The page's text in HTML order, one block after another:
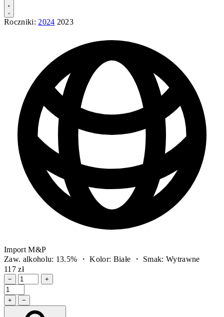
Roczniki: 2024 2023
Import M&P
Zaw. alkoholu: 13.5% ・ Kolor: Białe ・ Smak: Wytrawne
117 zł
− +
+ −